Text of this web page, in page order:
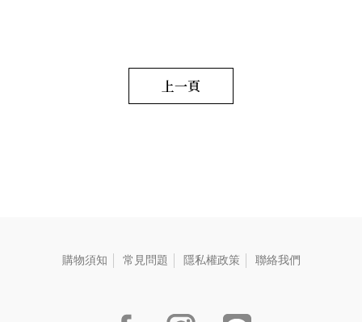
野薑茉莉窨香烏龍茶-2.5g、
【茶葉】萬壽菊窨香烏龍
上一頁
購物須知 常見問題 隱私權政策 聯絡我們